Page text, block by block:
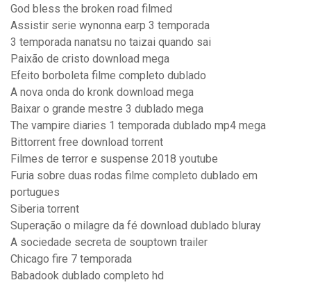
God bless the broken road filmed
Assistir serie wynonna earp 3 temporada
3 temporada nanatsu no taizai quando sai
Paixão de cristo download mega
Efeito borboleta filme completo dublado
A nova onda do kronk download mega
Baixar o grande mestre 3 dublado mega
The vampire diaries 1 temporada dublado mp4 mega
Bittorrent free download torrent
Filmes de terror e suspense 2018 youtube
Furia sobre duas rodas filme completo dublado em
portugues
Siberia torrent
Superação o milagre da fé download dublado bluray
A sociedade secreta de souptown trailer
Chicago fire 7 temporada
Babadook dublado completo hd